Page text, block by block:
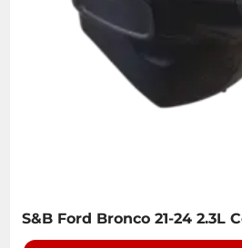
S&B Ford Bronco 21-24 2.3L